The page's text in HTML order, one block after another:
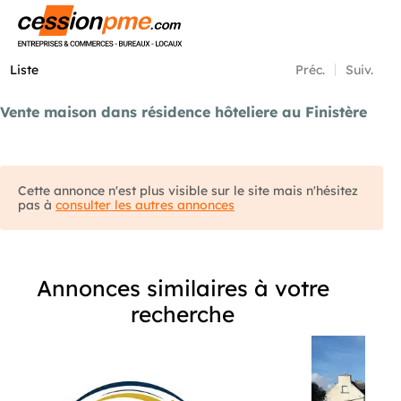
Liste Préc. Suiv.
Vente maison dans résidence hôteliere au Finistère
Cette annonce n'est plus visible sur le site mais n'hésitez
pas à consulter les autres annonces
Annonces similaires à votre
recherche